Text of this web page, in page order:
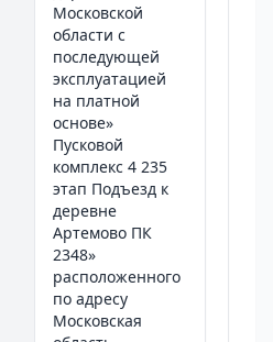
Московской
области с
последующей
эксплуатацией
на платной
основе»
Пусковой
комплекс 4 235
этап Подъезд к
деревне
Артемово ПК
2348»
расположенного
по адресу
Московская